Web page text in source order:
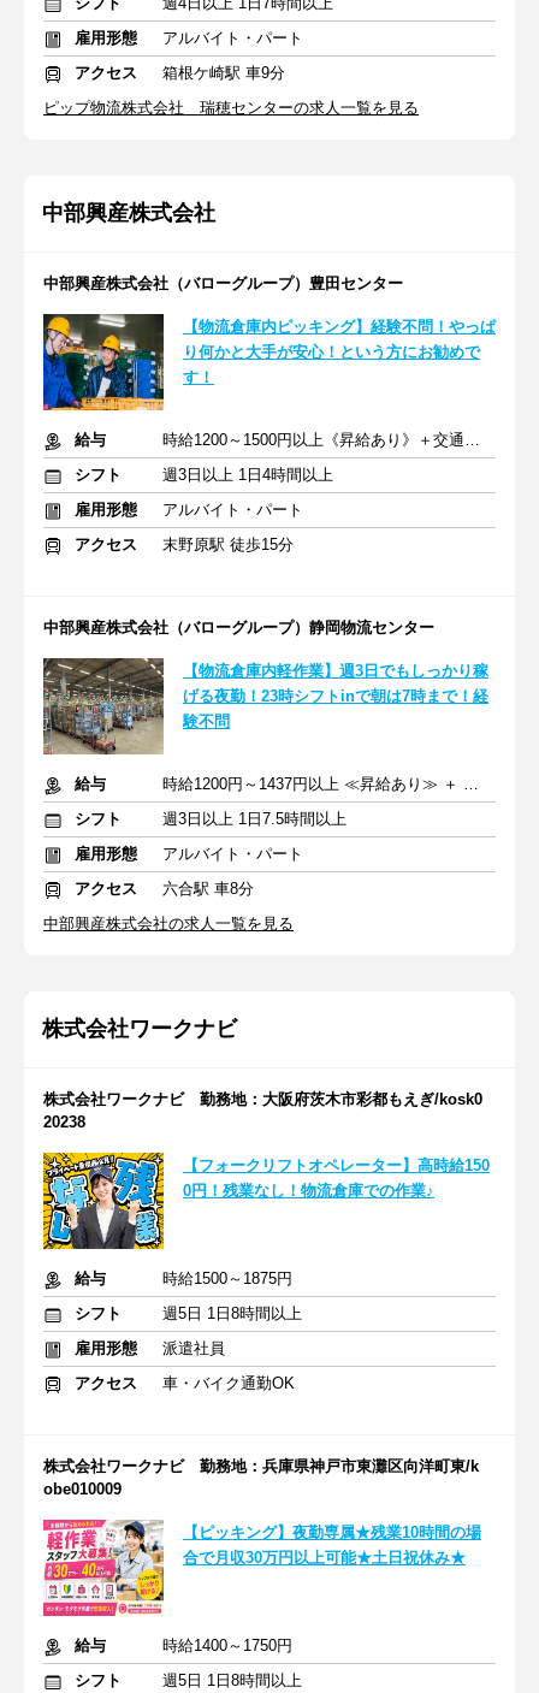
雇用形態
アルバイト・パート
アクセス
箱根ケ崎駅 車9分
ピップ物流株式会社 瑞穂センターの求人一覧を見る
中部興産株式会社
中部興産株式会社（バローグループ）豊田センター
【物流倉庫内ピッキング】経験不問！やっぱ
り何かと大手が安心！という方にお勧めで
す！
給与
時給1200～1500円以上《昇給あり》＋交通費支給
シフト
週3日以上 1日4時間以上
雇用形態
アルバイト・パート
アクセス
末野原駅 徒歩15分
中部興産株式会社（バローグループ）静岡物流センター
【物流倉庫内軽作業】週3日でもしっかり稼
げる夜勤！23時シフトinで朝は7時まで！経
験不問
給与
時給1200円～1437円以上 ≪昇給あり≫ ＋ 交通費支給
シフト
週3日以上 1日7.5時間以上
雇用形態
アルバイト・パート
アクセス
六合駅 車8分
中部興産株式会社の求人一覧を見る
株式会社ワークナビ
株式会社ワークナビ 勤務地：大阪府茨木市彩都もえぎ/kosk0
20238
【フォークリフトオペレーター】高時給150
0円！残業なし！物流倉庫での作業♪
給与
時給1500～1875円
シフト
週5日 1日8時間以上
雇用形態
派遣社員
アクセス
車・バイク通勤OK
株式会社ワークナビ 勤務地：兵庫県神戸市東灘区向洋町東/k
obe010009
【ピッキング】夜勤専属★残業10時間の場
合で月収30万円以上可能★土日祝休み★
給与
時給1400～1750円
シフト
週5日 1日8時間以上